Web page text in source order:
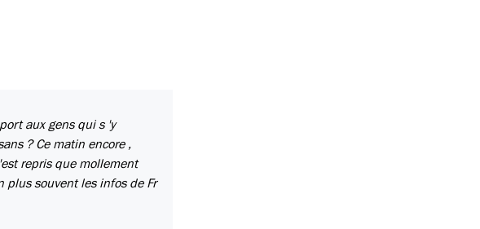
aux gens qui s 'y
? Ce matin encore ,
repris que mollement
plus souvent les infos de Fr